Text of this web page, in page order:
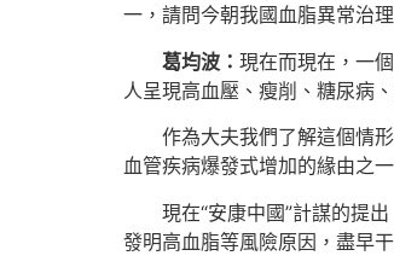
一，請問今朝我國血脂異常治
葛均波： 現在而現在，一
人呈現高血壓、瘦削、糖尿病
作為大夫我們了解這個情
血管疾病爆發式增加的緣由之一
現在“安康中國”計謀的提
發明高血脂等風險原因，盡早